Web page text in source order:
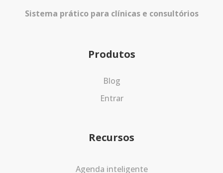
Sistema prático para clínicas e consultórios
Produtos
Blog
Entrar
Recursos
Agenda inteligente